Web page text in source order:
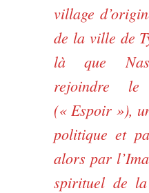
village
de la ville de
là que
rejoindre le
(« Espoir »),
politique et
alors par
spirituel de la